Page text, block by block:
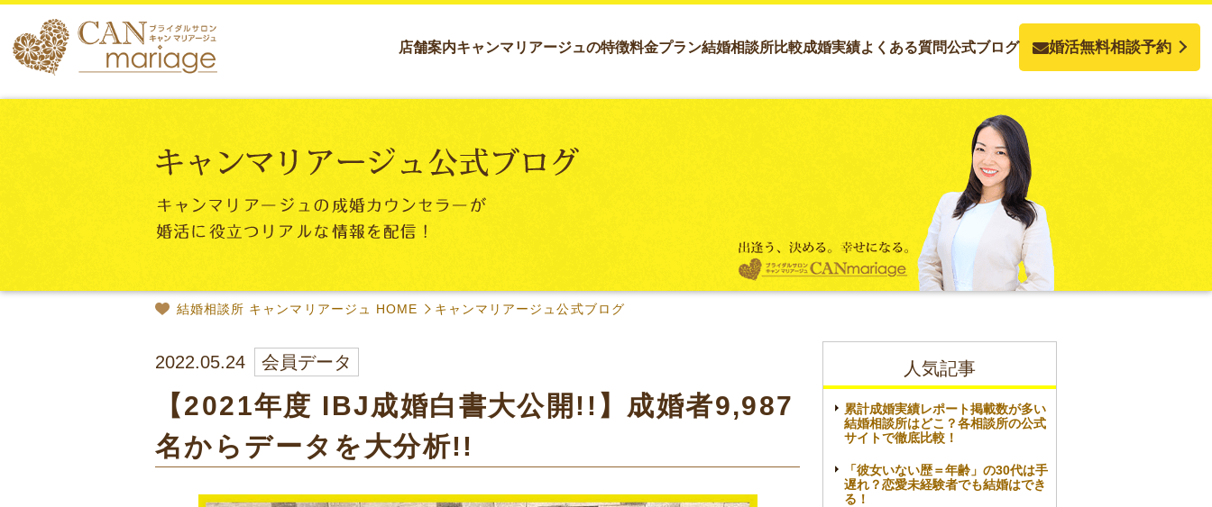
店舗案内キャンマリアージュの特徴料金プラン結婚相談所比較成婚実績よくある質問公式ブログ 婚活無料相談予約
結婚相談所 キャンマリアージュ HOME キャンマリアージュ公式ブログ
2022.05.24 会員データ
【2021年度 IBJ成婚白書大公開!!】成婚者9,987
名からデータを大分析!!
人気記事
累計成婚実績レポート掲載数が多い
結婚相談所はどこ？各相談所の公式
サイトで徹底比較！
「彼女いない歴＝年齢」の30代は手
遅れ？恋愛未経験者でも結婚はでき
る！